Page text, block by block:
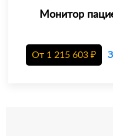
Монитор
От 1 215 603 ₽